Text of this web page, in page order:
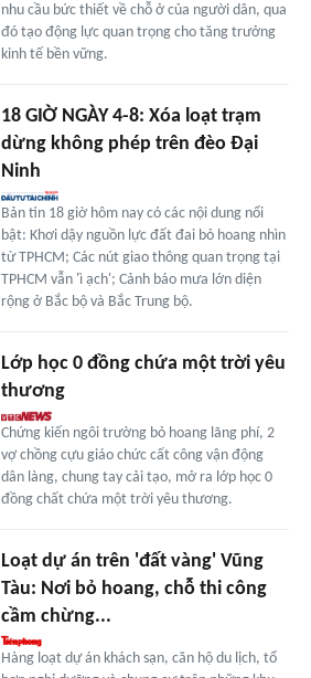
nhu cầu bức thiết về chỗ ở của người dân, qua
đó tạo động lực quan trọng cho tăng trưởng
kinh tế bền vững.
18 GIỜ NGÀY 4-8: Xóa loạt trạm
dừng không phép trên đèo Đại
Ninh
Bản tin 18 giờ hôm nay có các nội dung nổi
bật: Khơi dậy nguồn lực đất đai bỏ hoang nhìn
từ TPHCM; Các nút giao thông quan trọng tại
TPHCM vẫn 'ì ạch'; Cảnh báo mưa lớn diện
rộng ở Bắc bộ và Bắc Trung bộ.
Lớp học 0 đồng chứa một trời yêu
thương
Chứng kiến ngôi trường bỏ hoang lãng phí, 2
vợ chồng cựu giáo chức cất công vận động
dân làng, chung tay cải tạo, mở ra lớp học 0
đồng chất chứa một trời yêu thương.
Loạt dự án trên 'đất vàng' Vũng
Tàu: Nơi bỏ hoang, chỗ thi công
cầm chừng...
Hàng loạt dự án khách sạn, căn hộ du lịch, tổ